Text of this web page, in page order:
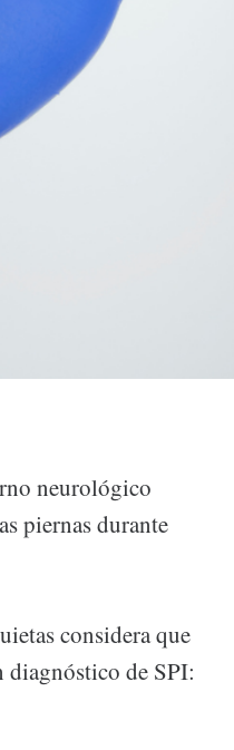
neurológico
piernas durante
considera que
diagnóstico de SPI: